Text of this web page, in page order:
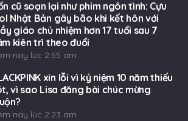
cũ soạn lại như phim ngôn tình: Cựu
Nhật Bản gây bão khi kết hôn với
giáo chủ nhiệm hơn 17 tuổi sau 7
kiên trì theo đuổi
nay lúc 2:55 am
xin lỗi vì kỷ niệm 10 năm thiếu
vì sao Lisa đăng bài chúc mừng
nay lúc 2:23 am